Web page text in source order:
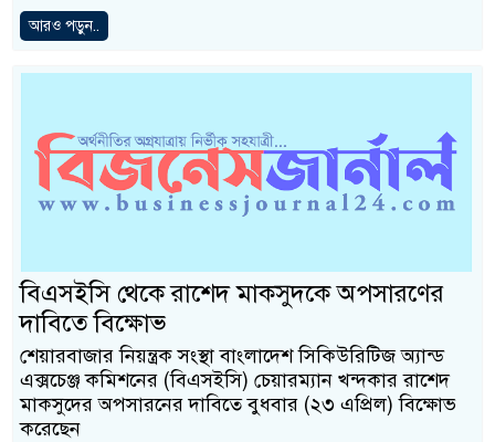
আরও পড়ুন..
বিএসইসি থেকে রাশেদ মাকসুদকে অপসারণের
দাবিতে বিক্ষোভ
শেয়ারবাজার নিয়ন্ত্রক সংস্থা বাংলাদেশ সিকিউরিটিজ অ্যান্ড
এক্সচেঞ্জ কমিশনের (বিএসইসি) চেয়ারম্যান খন্দকার রাশেদ
মাকসুদের অপসারনের দাবিতে বুধবার (২৩ এপ্রিল) বিক্ষোভ
করেছেন